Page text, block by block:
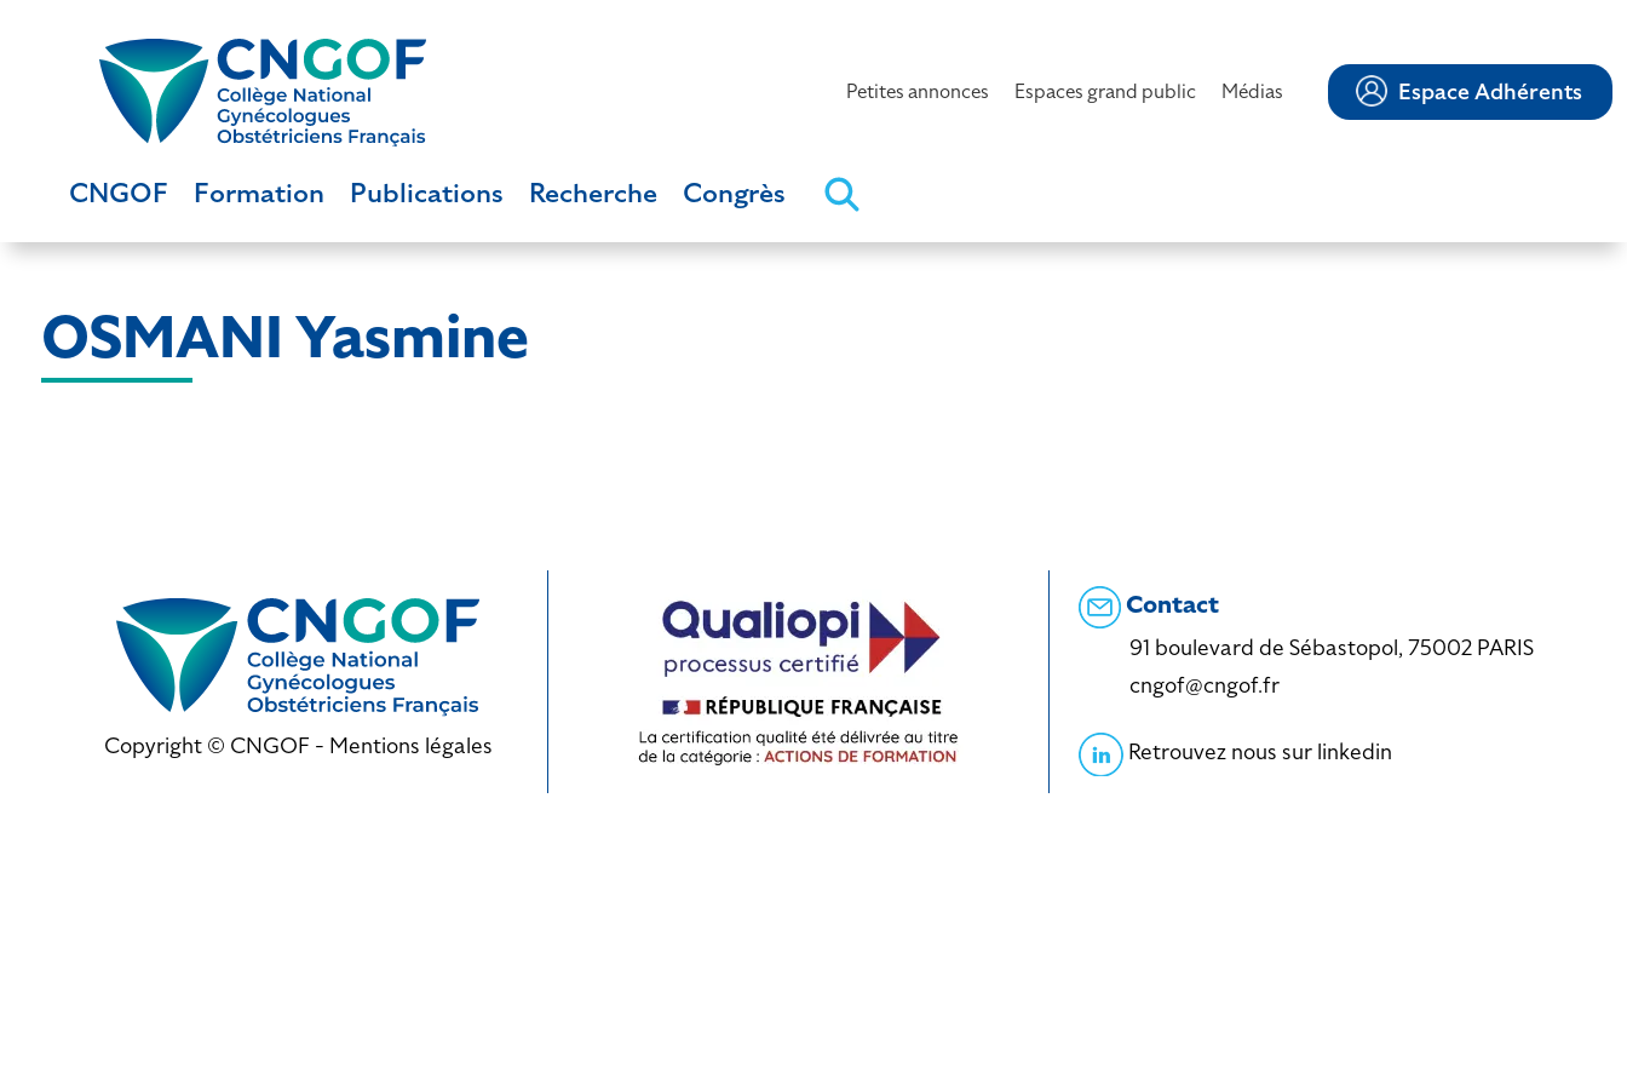
Petites annonces Espaces grand public Médias Espace Adhérents
CNGOF Formation Publications Recherche Congrès
OSMANI Yasmine
Copyright © CNGOF - Mentions légales
Contact
91 boulevard de Sébastopol, 75002 PARIS
cngof@cngof.fr
Retrouvez nous sur linkedin